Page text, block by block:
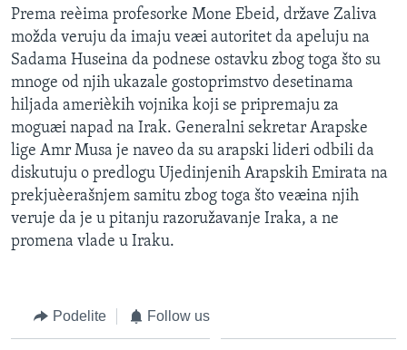
Prema reèima profesorke Mone Ebeid, države Zaliva
možda veruju da imaju veæi autoritet da apeluju na
Sadama Huseina da podnese ostavku zbog toga što su
mnoge od njih ukazale gostoprimstvo desetinama
hiljada amerièkih vojnika koji se pripremaju za
moguæi napad na Irak. Generalni sekretar Arapske
lige Amr Musa je naveo da su arapski lideri odbili da
diskutuju o predlogu Ujedinjenih Arapskih Emirata na
prekjuèerašnjem samitu zbog toga što veæina njih
veruje da je u pitanju razoružavanje Iraka, a ne
promena vlade u Iraku.
Podelite Follow us